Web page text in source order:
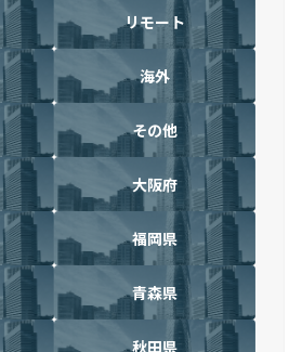
リモート
海外
その他
大阪府
福岡県
青森県
秋田県